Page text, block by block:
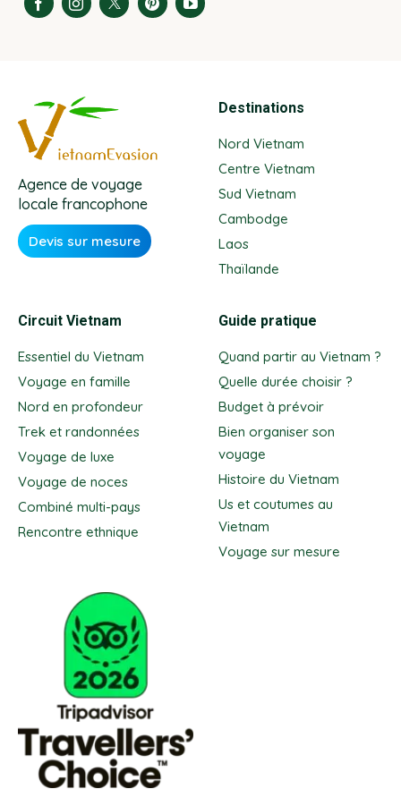
Agence de voyage
locale francophone
Devis sur mesure
Destinations
Nord Vietnam
Centre Vietnam
Sud Vietnam
Cambodge
Laos
Thaïlande
Circuit Vietnam
Essentiel du Vietnam
Voyage en famille
Nord en profondeur
Trek et randonnées
Voyage de luxe
Voyage de noces
Combiné multi-pays
Rencontre ethnique
Guide pratique
Quand partir au Vietnam ?
Quelle durée choisir ?
Budget à prévoir
Bien organiser son
voyage
Histoire du Vietnam
Us et coutumes au
Vietnam
Voyage sur mesure